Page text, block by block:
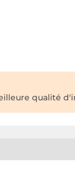
qualité